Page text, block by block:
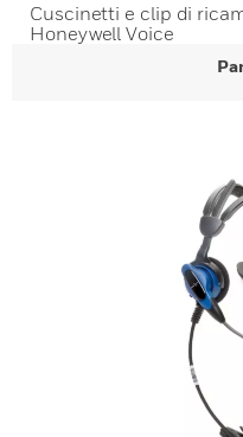
Cuscinetti e clip di
Honeywell Voice